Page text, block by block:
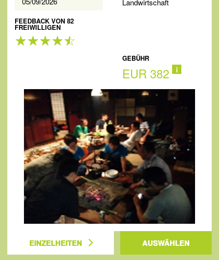
FEEDBACK VON 82
FREIWILLIGEN
Landwirtschaft
GEBÜHR
EUR 382 i
EINZELHEITEN AUSWÄHLEN